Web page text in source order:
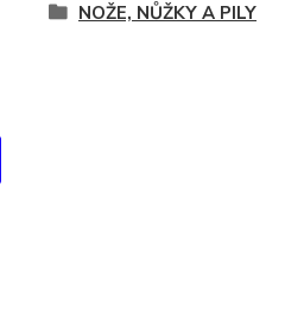
NOŽE, NŮŽKY A PILY